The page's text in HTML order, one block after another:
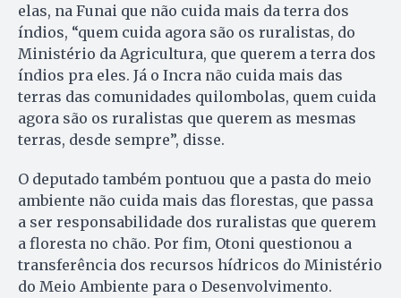
elas, na Funai que não cuida mais da terra dos
índios, “quem cuida agora são os ruralistas, do
Ministério da Agricultura, que querem a terra dos
índios pra eles. Já o Incra não cuida mais das
terras das comunidades quilombolas, quem cuida
agora são os ruralistas que querem as mesmas
terras, desde sempre”, disse.
O deputado também pontuou que a pasta do meio
ambiente não cuida mais das florestas, que passa
a ser responsabilidade dos ruralistas que querem
a floresta no chão. Por fim, Otoni questionou a
transferência dos recursos hídricos do Ministério
do Meio Ambiente para o Desenvolvimento.